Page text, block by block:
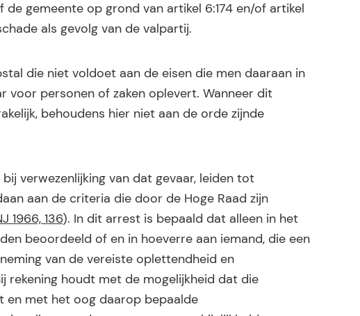
gemeente op grond van artikel 6:174 en/of artikel
als gevolg van de valpartij.
die niet voldoet aan de eisen die men daaraan in
voor personen of zaken oplevert. Wanneer dit
behoudens hier niet aan de orde zijnde
verwezenlijking van dat gevaar, leiden tot
aan de criteria die door de Hoge Raad zijn
1966, 136). In dit arrest is bepaald dat alleen in het
beoordeeld of en in hoeverre aan iemand, die een
van de vereiste oplettendheid en
rekening houdt met de mogelijkheid dat die
en met het oog daarop bepaalde